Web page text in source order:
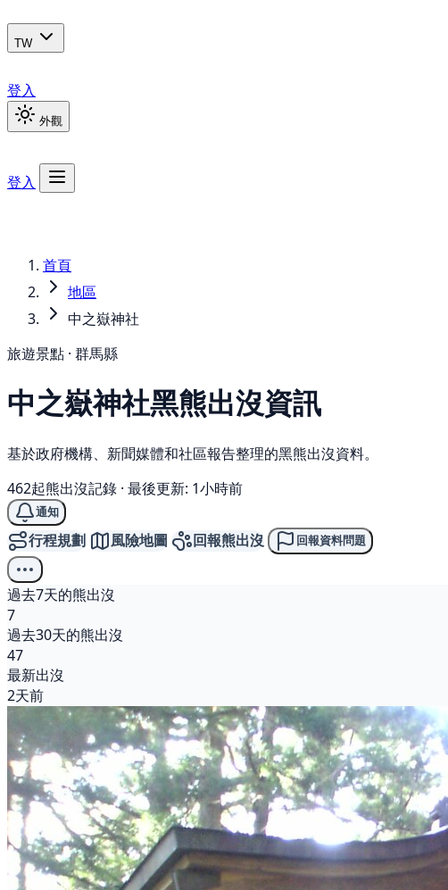
TW
登入
外觀
登入
首頁
地區
中之嶽神社
旅遊景點 · 群馬縣
中之嶽神社黑熊出沒資訊
基於政府機構、新聞媒體和社區報告整理的黑熊出沒資料。
462起熊出沒記錄 · 最後更新: 1小時前
通知
行程規劃 風險地圖 回報熊出沒 回報資料問題
過去7天的熊出沒
7
過去30天的熊出沒
47
最新出沒
2天前